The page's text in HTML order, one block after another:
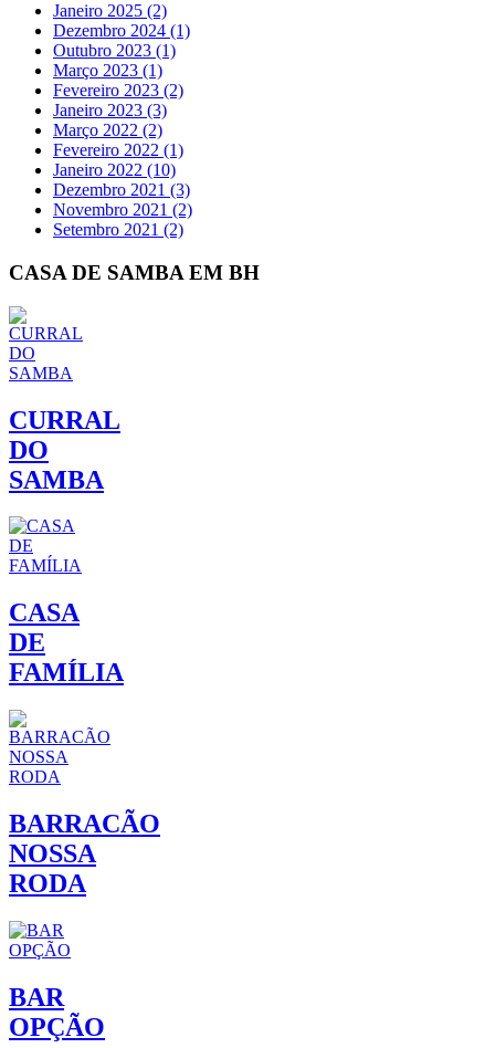
Janeiro 2025 (2)
Dezembro 2024 (1)
Outubro 2023 (1)
Março 2023 (1)
Fevereiro 2023 (2)
Janeiro 2023 (3)
Março 2022 (2)
Fevereiro 2022 (1)
Janeiro 2022 (10)
Dezembro 2021 (3)
Novembro 2021 (2)
Setembro 2021 (2)
CASA DE SAMBA EM BH
CURRAL
DO
SAMBA
CASA
DE
FAMÍLIA
BARRACÃO
NOSSA
RODA
BAR
OPÇÃO